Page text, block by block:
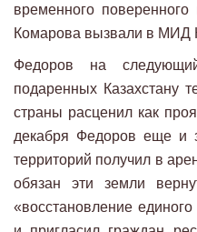
временного
Комарова вызвали в МИД
Федоров на
подаренных Казахстану
страны расценил как
декабря Федоров еще и
территорий получил в
обязан эти земли
«восстановление